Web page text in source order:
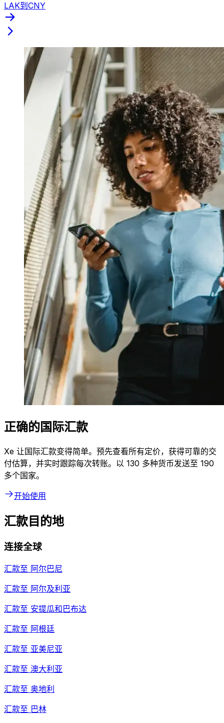
LAK到CNY
正确的国际汇款
Xe 让国际汇款变得简单。预先查看所有定价，获得可靠的交
付估算，并实时跟踪每次转账。以 130 多种货币发送至 190
多个国家。
开始使用
汇款目的地
连接全球
汇款至 阿尔巴尼
汇款至 阿尔及利亚
汇款至 安提瓜和巴布达
汇款至 阿根廷
汇款至 亚美尼亚
汇款至 澳大利亚
汇款至 奥地利
汇款至 巴林